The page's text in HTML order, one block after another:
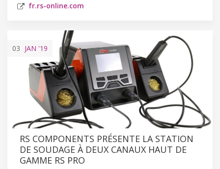
fr.rs-online.com
03 JAN '19
RS COMPONENTS PRÉSENTE LA STATION
DE SOUDAGE À DEUX CANAUX HAUT DE
GAMME RS PRO